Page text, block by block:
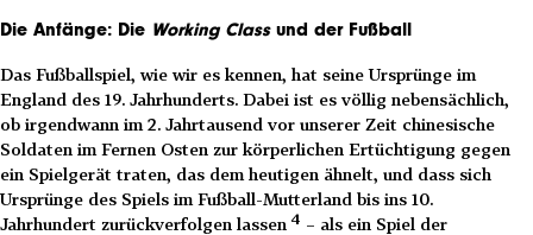
Die Anfänge: Die Working Classund der Fußball
Das Fußballspiel, wie wir es kennen, hat seine Ursprünge im
England des 19. Jahrhunderts. Dabei ist es völlig nebensächlich,
ob irgendwann im 2. Jahrtausend vor unserer Zeit chinesische
Soldaten im Fernen Osten zur körperlichen Ertüchtigung gegen
ein Spielgerät traten, das dem heutigen ähnelt, und dass sich
Ursprünge des Spiels im Fußball-Mutterland bis ins 10.
Jahrhundert zurückverfolgen lassen 4 – als ein Spiel der